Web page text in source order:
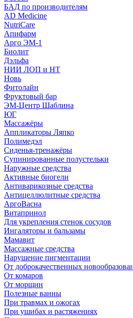
БАД по производителям
AD Medicine
NutriCare
Апифарм
Арго ЭМ-1
Биолит
Дэльфа
НИИ ЛОП и НТ
Новь
Фитолайн
Фруктовый бар
ЭМ-Центр Шаблина
ЮГ
Массажёры
Аппликаторы Ляпко
Полимедэл
Сиденья-тренажёры
Супинированные полустельки
Наружные средства
Активные биогели
Антиварикозные средства
Антицеллюлитные средства
АргоВасна
Витапринол
Для укрепления стенок сосудов
Ингаляторы и бальзамы
Мамавит
Массажные средства
Нарушение пигментации
От доброкачественных
От комаров
От морщин
Полезные ванны
При травмах и ожогах
При ушибах и растяжениях